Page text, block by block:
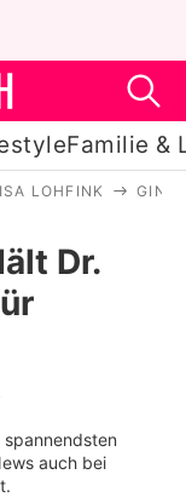
Familie &
LOHFINK
Dr.
auch bei